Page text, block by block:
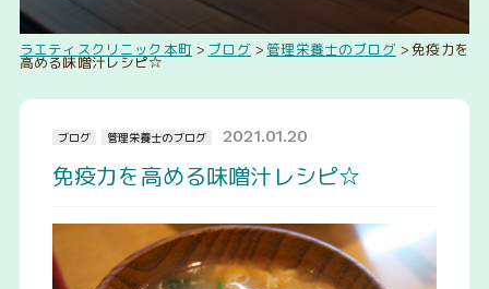
ラエティスクリニック本町 > ブログ> 管理栄養士のブログ>免疫力を
高める味噌汁レシピ☆
ブログ 管理栄養士のブログ 2021.01.20
免疫力を高める味噌汁レシピ☆